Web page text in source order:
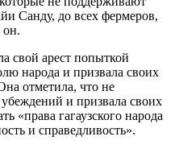
Санду, до всех фермеров,
он.
свой арест попыткой
народа и призвала своих
отметила, что не
и призвала своих
«права гагаузского народа
и справедливость».